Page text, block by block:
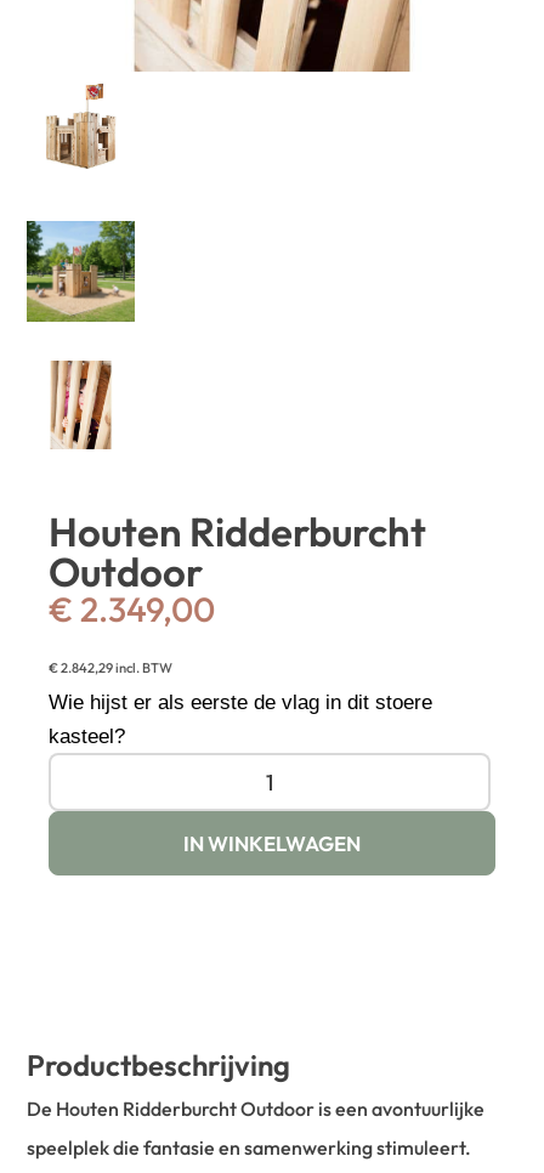
Houten Ridderburcht
Outdoor
€ 2.349,00
€2.842,29incl. BTW
Wie hijst er als eerste de vlag in dit stoere
kasteel?
IN WINKELWAGEN
Productbeschrijving
De Houten Ridderburcht Outdoor is een avontuurlijke
speelplek die fantasie en samenwerking stimuleert.